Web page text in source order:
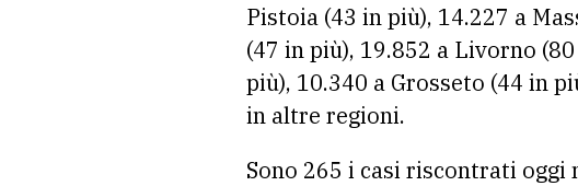
Pistoia (43 in più), 14.227 a
(47 in più), 19.852 a Livorno
più), 10.340 a Grosseto (44 in
in altre regioni.
Sono 265 i casi riscontrati oggi